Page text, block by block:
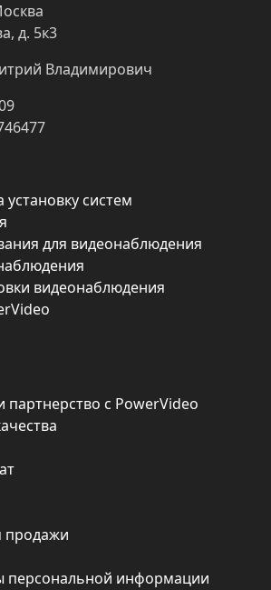
д. 5к3
Владимирович
систем
для видеонаблюдения
видеонаблюдения
партнерство с PowerVideo
продажи
персональной информации